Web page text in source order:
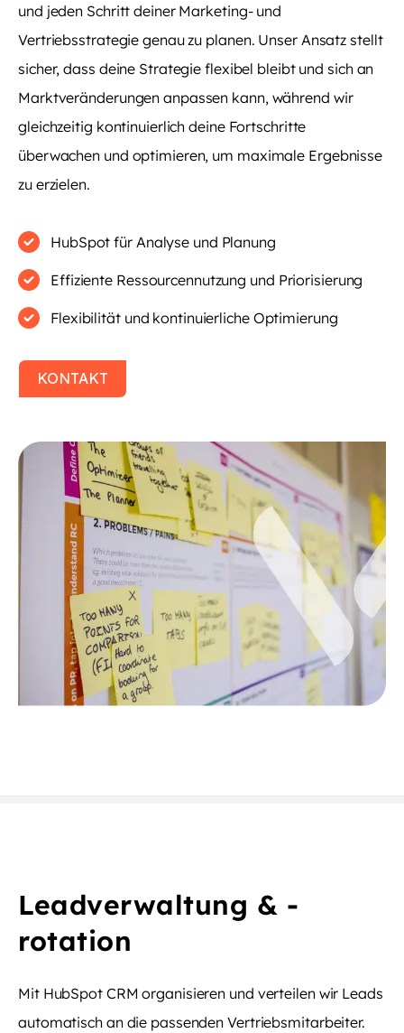
und jeden Schritt deiner Marketing- und
Vertriebsstrategie genau zu planen. Unser Ansatz stellt
sicher, dass deine Strategie flexibel bleibt und sich an
Marktveränderungen anpassen kann, während wir
gleichzeitig kontinuierlich deine Fortschritte
überwachen und optimieren, um maximale Ergebnisse
zu erzielen.
HubSpot für Analyse und Planung
Effiziente Ressourcennutzung und Priorisierung
Flexibilität und kontinuierliche Optimierung
KONTAKT
Leadverwaltung & -
rotation
Mit HubSpot CRM organisieren und verteilen wir Leads
automatisch an die passenden Vertriebsmitarbeiter.